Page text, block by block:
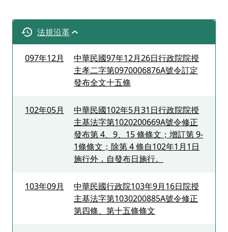
法規沿革
097年12月
中華民國97年12月26日行政院院授
主孝二字第0970006876A號令訂定
發布全文十五條
102年05月
中華民國102年5月31日行政院院授
主基法字第1020200669A號令修正
發布第 4、9、15 條條文；增訂第 9-
1條條文；除第 4 條自102年1月1日
施行外，自發布日施行。
103年09月
中華民國行政院103年9月16日院授
主基法字第1030200885A號令修正
第四條、第十五條條文